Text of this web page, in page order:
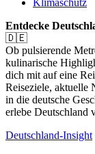
Klimaschutz
Entdecke
🇩🇪
Ob pulsierende
kulinarische
dich mit auf eine
Reiseziele, aktuelle
in die deutsche
erlebe Deutschland
Deutschland-Insight